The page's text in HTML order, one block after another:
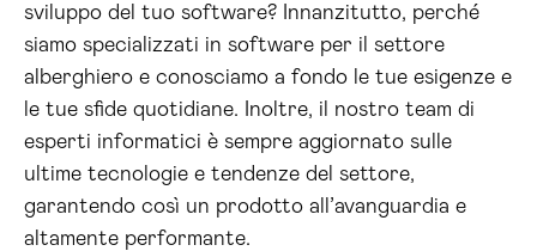
sviluppo del tuo software? Innanzitutto, perché
siamo specializzati in software per il settore
alberghiero e conosciamo a fondo le tue esigenze e
le tue sfide quotidiane. Inoltre, il nostro team di
esperti informatici è sempre aggiornato sulle
ultime tecnologie e tendenze del settore,
garantendo così un prodotto all’avanguardia e
altamente performante.